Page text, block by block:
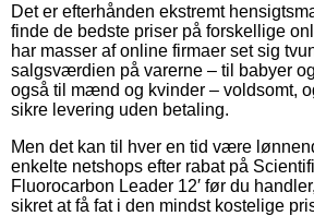
Det er efterhånden ekstremt
finde de bedste priser på forskellige
har masser af online firmaer set sig
salgsværdien på varerne – til babyer
også til mænd og kvinder – voldsomt,
sikre levering uden betaling.
Men det kan til hver en tid være
enkelte netshops efter rabat på
Fluorocarbon Leader 12′ før du
sikret at få fat i den mindst kostelige